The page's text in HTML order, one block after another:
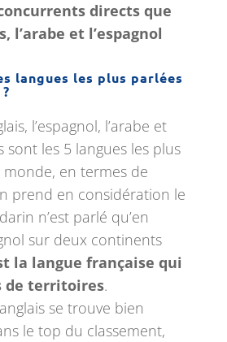
directs que
l’arabe et l’espagnol
langues les plus parlées
l’espagnol, l’arabe et
sont les 5 langues les plus
en termes de
prend en considération le
n’est parlé qu’en
sur deux continents
la langue française qui
de territoires.
se trouve bien
le top du classement,